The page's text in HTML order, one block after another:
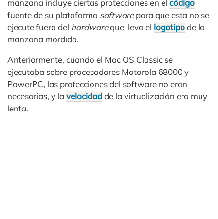
manzana incluye ciertas protecciones en el código
fuente de su plataforma softwarepara que esta no se
ejecute fuera del hardwareque lleva el logotipode la
manzana mordida.
Anteriormente, cuando el Mac OS Classic se
ejecutaba sobre procesadores Motorola 68000 y
PowerPC, las protecciones del software no eran
necesarias, y la velocidadde la virtualización era muy
lenta.